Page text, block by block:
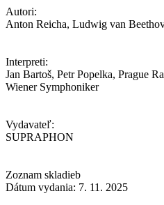
Autori:
Anton Reicha, Ludwig van
Interpreti:
Jan Bartoš, Petr Popelka, Prague
Wiener Symphoniker
Vydavateľ:
SUPRAPHON
Zoznam skladieb
Dátum vydania: 7. 11. 2025